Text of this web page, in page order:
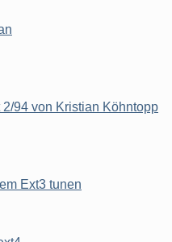
94 von Kristian Köhntopp
Ext3 tunen